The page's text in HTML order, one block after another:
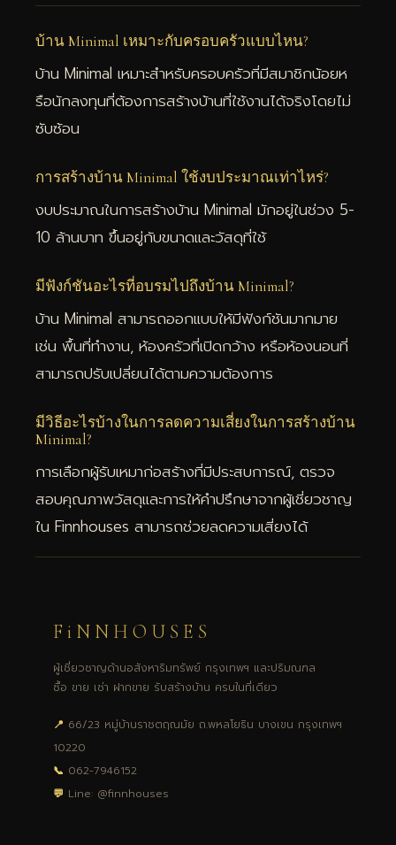
บ้าน Minimal เหมาะกับครอบครัวแบบไหน?
บ้าน Minimal เหมาะสำหรับครอบครัวที่มีสมาชิกน้อยห
รือนักลงทุนที่ต้องการสร้างบ้านที่ใช้งานได้จริงโดยไม่
ซับซ้อน
การสร้างบ้าน Minimal ใช้งบประมาณเท่าไหร่?
งบประมาณในการสร้างบ้าน Minimal มักอยู่ในช่วง 5-
10 ล้านบาท ขึ้นอยู่กับขนาดและวัสดุที่ใช้
มีฟังก์ชันอะไรที่อบรมไปถึงบ้าน Minimal?
บ้าน Minimal สามารถออกแบบให้มีฟังก์ชันมากมาย
เช่น พื้นที่ทำงาน, ห้องครัวที่เปิดกว้าง หรือห้องนอนที่
สามารถปรับเปลี่ยนได้ตามความต้องการ
มีวิธีอะไรบ้างในการลดความเสี่ยงในการสร้างบ้าน
Minimal?
การเลือกผู้รับเหมาก่อสร้างที่มีประสบการณ์, ตรวจ
สอบคุณภาพวัสดุและการให้คำปรึกษาจากผู้เชี่ยวชาญ
ใน Finnhouses สามารถช่วยลดความเสี่ยงได้
FiNNHOUSES
ผู้เชี่ยวชาญด้านอสังหาริมทรัพย์ กรุงเทพฯ และปริมณฑล
ซื้อ ขาย เช่า ฝากขาย รับสร้างบ้าน ครบในที่เดียว
📍 66/23 หมู่บ้านราชตฤณมัย ถ.พหลโยธิน บางเขน กรุงเทพฯ
10220
📞 062-7946152
💬 Line: @finnhouses